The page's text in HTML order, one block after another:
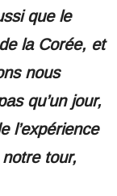
que le
la Corée, et
nous
qu’un jour,
l’expérience
tour,